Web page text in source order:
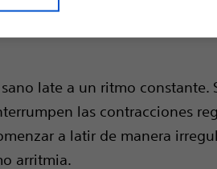
late a un ritmo constante.
las contracciones
a latir de manera
arritmia.